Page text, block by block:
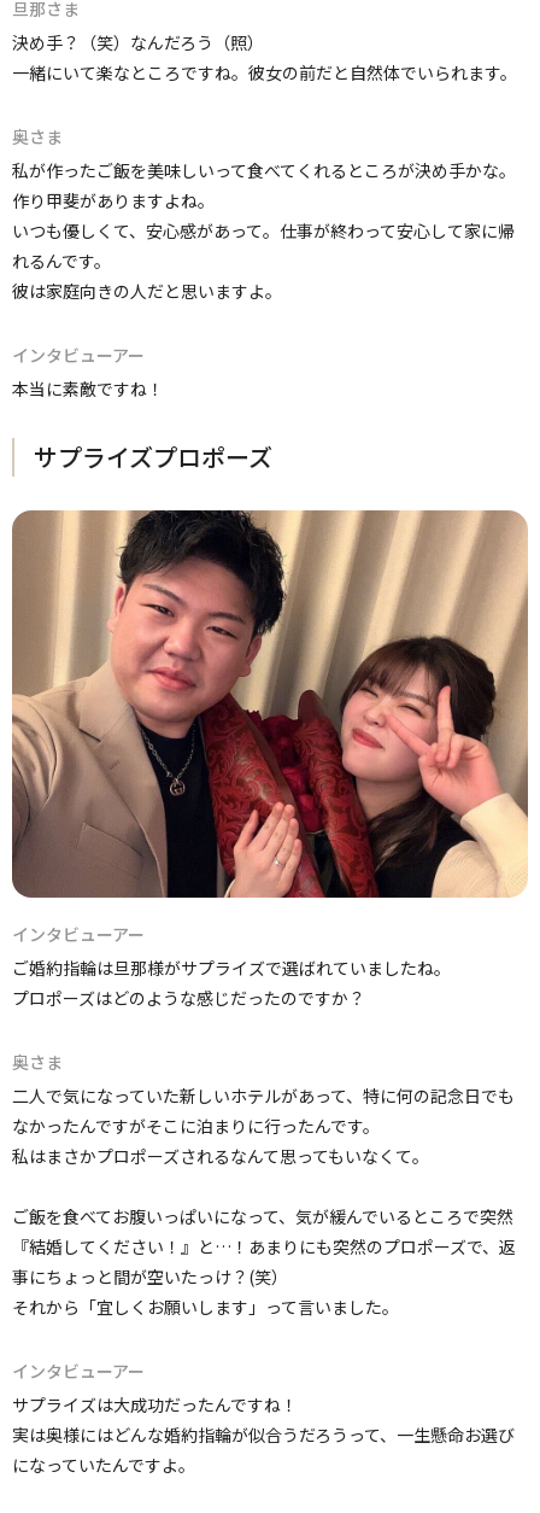
旦那さま
決め手？（笑）なんだろう（照）
一緒にいて楽なところですね。彼女の前だと自然体でいられます。
奥さま
私が作ったご飯を美味しいって食べてくれるところが決め手かな。
作り甲斐がありますよね。
いつも優しくて、安心感があって。仕事が終わって安心して家に帰
れるんです。
彼は家庭向きの人だと思いますよ。
インタビューアー
本当に素敵ですね！
サプライズプロポーズ
インタビューアー
ご婚約指輪は旦那様がサプライズで選ばれていましたね。
プロポーズはどのような感じだったのですか？
奥さま
二人で気になっていた新しいホテルがあって、特に何の記念日でも
なかったんですがそこに泊まりに行ったんです。
私はまさかプロポーズされるなんて思ってもいなくて。
ご飯を食べてお腹いっぱいになって、気が緩んでいるところで突然
『結婚してください！』と…！あまりにも突然のプロポーズで、返
事にちょっと間が空いたっけ？(笑）
それから「宜しくお願いします」って言いました。
インタビューアー
サプライズは大成功だったんですね！
実は奥様にはどんな婚約指輪が似合うだろうって、一生懸命お選び
になっていたんですよ。